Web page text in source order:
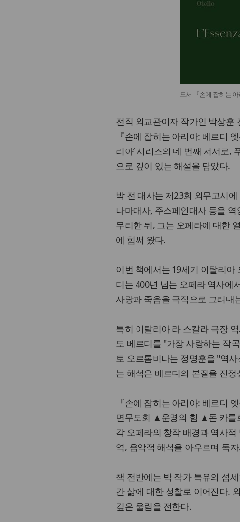
도서 『손에 잡히는 아
전직 외교관이자 작가인 박상훈
『손에 잡히는 아리아: 베르디
리아’ 시리즈의 네 번째 저서로,
으로 깊이 있는 해설을 담았다.
박 전 대사는 제23회 외무고시
나마대사, 주스페인대사 등을
무리한 뒤, 그는 오페라에 대한
에 힘써 왔다.
이번 책에서는 19세기 이탈리아
디는 400년 넘는 오페라 역사에
사랑과 죽음을 극적으로 그려내
특히 이탈리아 라 스칼라 극장
도 베르디를 "가장 사랑하는 작
토 오르톰비나는 정명훈을 "역
는 해석은 베르디의 본질을 진
『손에 잡히는 아리아: 베르
면무도회 ▲운명의 힘 ▲돈 카를
각 오페라의 창작 배경과 역사
역, 음악적 해석을 아우르며 독
책 전반에는 박 작가 특유의 섬
간 삶에 대한 성찰로 이어진다.
깊은 울림을 전한다.